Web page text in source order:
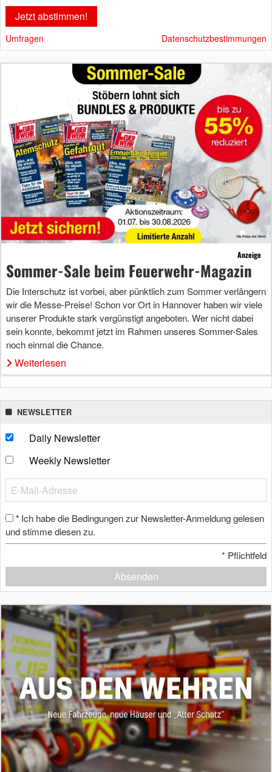
Umfragen Datenschutzbestimmungen
Anzeige
Sommer-Sale beim Feuerwehr-Magazin
Die Interschutz ist vorbei, aber pünktlich zum Sommer verlängern
wir die Messe-Preise! Schon vor Ort in Hannover haben wir viele
unserer Produkte stark vergünstigt angeboten. Wer nicht dabei
sein konnte, bekommt jetzt im Rahmen unseres Sommer-Sales
noch einmal die Chance.
Weiterlesen
NEWSLETTER
Daily Newsletter
Weekly Newsletter
* Ich habe die Bedingungen zur Newsletter-Anmeldung gelesen
und stimme diesen zu.
* Pflichtfeld
Absenden